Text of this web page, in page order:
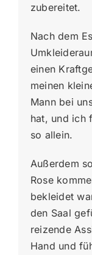
zubereitet.
Nach dem
einen
meinen
Mann bei
hat, und ich
so allein.
Außerdem
Rose
bekleidet
den Saal
reizende
Hand und